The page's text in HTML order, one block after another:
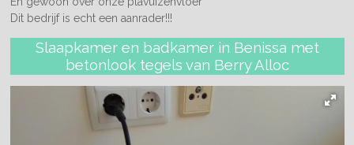
Dit bedrijf is echt een aanrader!!!
Slaapkamer en badkamer in Benissa met
betonlook tegels van Berry Alloc